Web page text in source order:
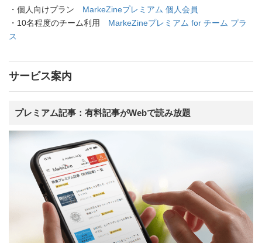
・個人向けプラン MarkeZineプレミアム 個人会員
・10名程度のチーム利用 MarkeZineプレミアム for チーム プラ
ス
サービス案内
プレミアム記事：有料記事がWebで読み放題